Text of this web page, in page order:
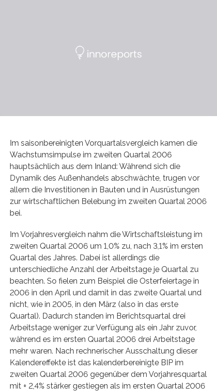
Im saisonbereinigten Vorquartalsvergleich kamen die
Wachstumsimpulse im zweiten Quartal 2006
hauptsächlich aus dem Inland: Während sich die
Dynamik des Außenhandels abschwächte, trugen vor
allem die Investitionen in Bauten und in Ausrüstungen
zur wirtschaftlichen Belebung im zweiten Quartal 2006
bei.
Im Vorjahresvergleich nahm die Wirtschaftsleistung im
zweiten Quartal 2006 um 1,0% zu, nach 3,1% im ersten
Quartal des Jahres. Dabei ist allerdings die
unterschiedliche Anzahl der Arbeitstage je Quartal zu
beachten. So fielen zum Beispiel die Osterfeiertage in
2006 in den April und damit in das zweite Quartal und
nicht, wie in 2005, in den März (also in das erste
Quartal). Dadurch standen im Berichtsquartal drei
Arbeitstage weniger zur Verfügung als ein Jahr zuvor,
während es im ersten Quartal 2006 drei Arbeitstage
mehr waren. Nach rechnerischer Ausschaltung dieser
Kalendereffekte ist das kalenderbereinigte BIP im
zweiten Quartal 2006 gegenüber dem Vorjahresquartal
mit + 2,4% stärker gestiegen als im ersten Quartal 2006